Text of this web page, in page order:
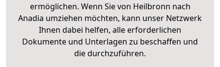
ermöglichen. Wenn Sie von Heilbronn nach
Anadia umziehen möchten, kann unser Netzwerk
Ihnen dabei helfen, alle erforderlichen
Dokumente und Unterlagen zu beschaffen und
die durchzuführen.